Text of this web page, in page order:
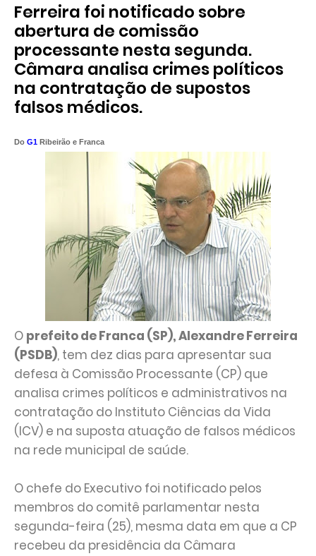
Ferreira foi notificado sobre
abertura de comissão
processante nesta segunda.
Câmara analisa crimes políticos
na contratação de supostos
falsos médicos.
Do G1 Ribeirão e Franca
O prefeito de Franca (SP), Alexandre Ferreira
(PSDB), tem dez dias para apresentar sua
defesa à Comissão Processante (CP) que
analisa crimes políticos e administrativos na
contratação do Instituto Ciências da Vida
(ICV) e na suposta atuação de falsos médicos
na rede municipal de saúde.
O chefe do Executivo foi notificado pelos
membros do comitê parlamentar nesta
segunda-feira (25), mesma data em que a CP
recebeu da presidência da Câmara